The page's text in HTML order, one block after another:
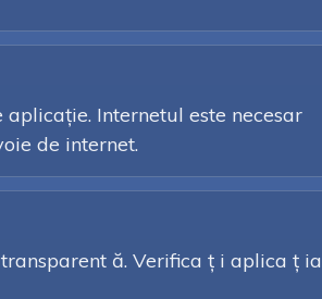
Internetul este necesar
de internet.
ă. Verifica ț i aplica ț ia